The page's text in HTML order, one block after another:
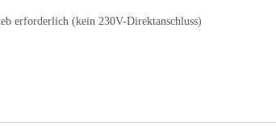
erforderlich (kein 230V-Direktanschluss)